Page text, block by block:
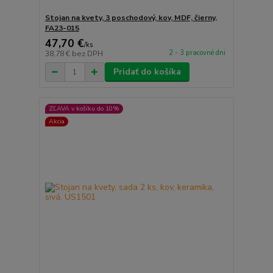
Stojan na kvety, 3 poschodový, kov, MDF, čierny,
FA23-015
47,70 €/ks
38,78 € bez DPH 2 - 3 pracovné dni
Pridať do košíka
ZĽAVA v košíku do 10%
Akcia